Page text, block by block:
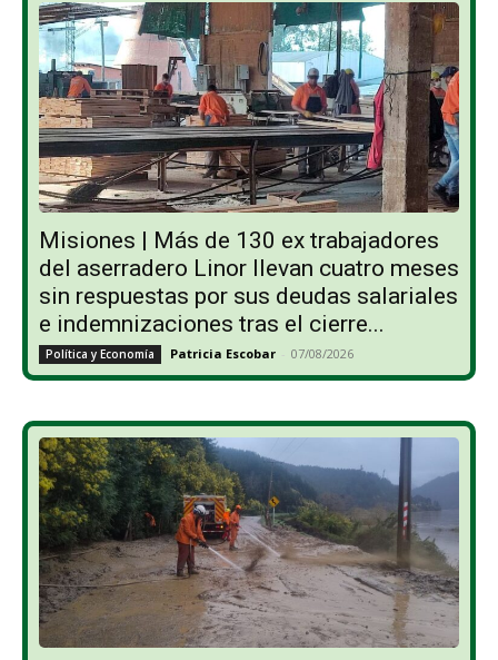
Misiones | Más de 130 ex trabajadores
del aserradero Linor llevan cuatro meses
sin respuestas por sus deudas salariales
e indemnizaciones tras el cierre...
Política y Economía Patricia Escobar - 07/08/2026